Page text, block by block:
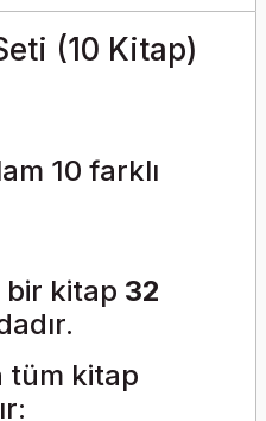
(10 Kitap)
10 farklı
bir kitap 32
tüm kitap